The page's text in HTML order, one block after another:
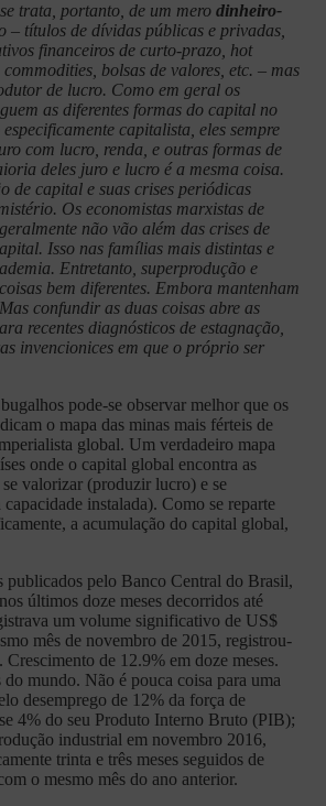
trata, portanto, de um mero dinheiro-
– títulos de dívidas públicas e privadas,
financeiros de curto-prazo, hot
bolsas de valores, etc. – mas
de lucro. Como em geral os
as diferentes formas do capital no
capitalista, eles sempre
com lucro, renda, e outras formas de
deles juro e lucro é a mesma coisa.
de capital e suas crises periódicas
Os economistas marxistas de
não vão além das crises de
Isso nas famílias mais distintas e
Entretanto, superprodução e
bem diferentes. Embora mantenham
confundir as duas coisas abre as
recentes diagnósticos de estagnação,
invencionices em que o próprio ser
pode-se observar melhor que os
o mapa das minas mais férteis de
global. Um verdadeiro mapa
onde o capital global encontra as
valorizar (produzir lucro) e se
instalada). Como se reparte
a acumulação do capital global,
publicados pelo Banco Central do Brasil,
últimos doze meses decorridos até
um volume significativo de US$
mês de novembro de 2015, registrou-
de 12.9% em doze meses.
do mundo. Não é pouca coisa para uma
desemprego de 12% da força de
4% do seu Produto Interno Bruto (PIB);
industrial em novembro 2016,
trinta e três meses seguidos de
o mesmo mês do ano anterior.